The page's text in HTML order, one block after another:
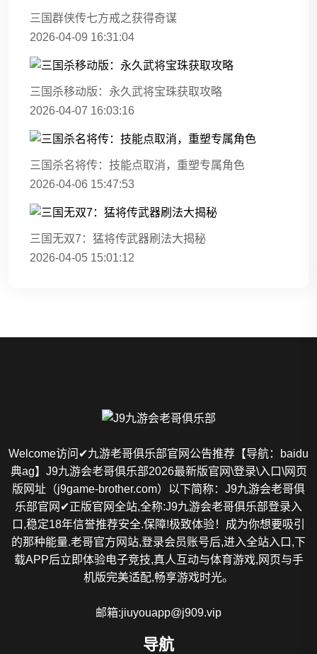
三国群侠传七方戒之获得奇谋
2026-04-09 16:31:04
三国杀移动版：永久武将宝珠获取攻略
2026-04-07 16:03:16
三国杀名将传：技能点取消，重塑专属角色
2026-04-06 15:47:53
三国无双7：猛将传武器刷法大揭秘
2026-04-05 15:01:12
Welcome访问✔九游老哥俱乐部官网公告推荐【导航：baidu
典ag】J9九游会老哥俱乐部2026最新版官网\登录\入口\网页
版网址（j9game-brother.com）以下简称：J9九游会老哥俱
乐部官网✔正版官网全站,全称:J9九游会老哥俱乐部登录入
口,稳定18年信誉推荐安全.保障!极致体验！成为你想要吸引
的那种能量.老哥官方网站,登录会员账号后,进入全站入口,下
载APP后立即体验电子竞技,真人互动与体育游戏,网页与手
机版完美适配,畅享游戏时光。
邮箱:jiuyouapp@j909.vip
导航